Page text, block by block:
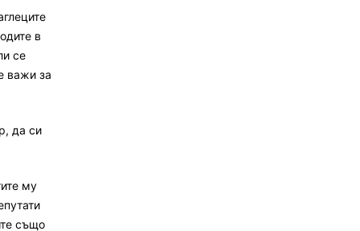
в
се
важи за
да си
му
също